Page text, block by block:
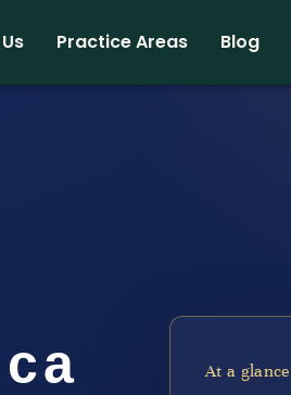
Practice Areas Blog
At a glance